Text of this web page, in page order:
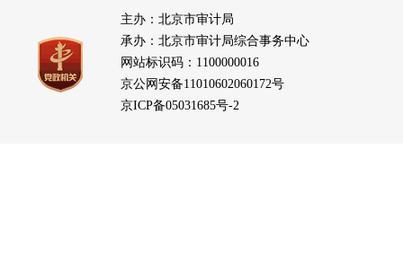
主办：北京市审计局
承办：北京市审计局综合事务中心
网站标识码：1100000016
京公网安备11010602060172号
京ICP备05031685号-2